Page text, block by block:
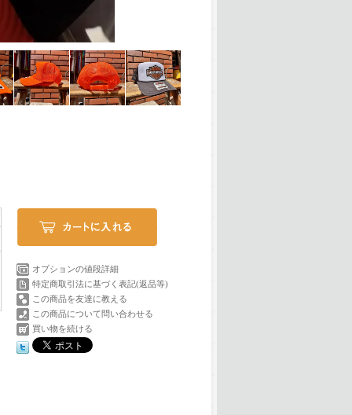
オプションの値段詳細
特定商取引法に基づく表記(返品等)
この商品を友達に教える
この商品について問い合わせる
買い物を続ける